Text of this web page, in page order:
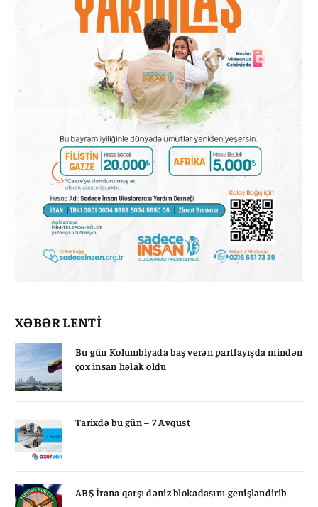
XƏBƏR LENTİ
Bu gün Kolumbiyada baş verən partlayışda mindən
çox insan həlak oldu
Tarixdə bu gün – 7 Avqust
ABŞ İrana qarşı dəniz blokadasını genişləndirib